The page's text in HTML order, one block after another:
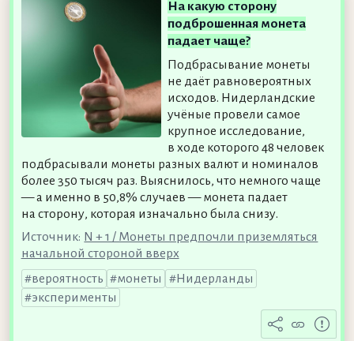
На какую сторону
подброшенная монета
падает чаще?
Подбрасывание монеты
не даёт равновероятных
исходов. Нидерландские
учёные провели самое
крупное исследование,
в ходе которого 48 человек
подбрасывали монеты разных валют и номиналов
более 350 тысяч раз. Выяснилось, что немного чаще
— а именно в 50,8% случаев — монета падает
на сторону, которая изначально была снизу.
Источник: N + 1 / Монеты предпочли приземляться
начальной стороной вверх
вероятность
монеты
Нидерланды
эксперименты